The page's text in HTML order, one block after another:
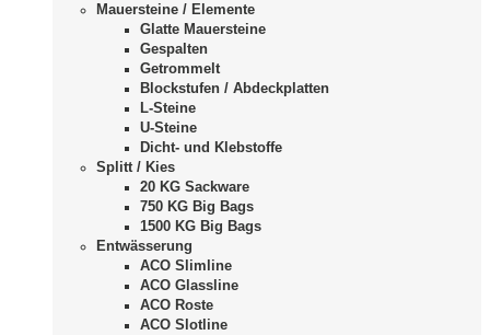
Mauersteine / Elemente
Glatte Mauersteine
Gespalten
Getrommelt
Blockstufen / Abdeckplatten
L-Steine
U-Steine
Dicht- und Klebstoffe
Splitt / Kies
20 KG Sackware
750 KG Big Bags
1500 KG Big Bags
Entwässerung
ACO Slimline
ACO Glassline
ACO Roste
ACO Slotline